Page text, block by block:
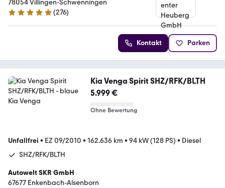
78054 Villingen-Schwenningen
5 Sterne
(276)
Kontakt Parken
Kia Venga Spirit SHZ/RFK/BLTH
5.999 €
Ohne Bewertung
Unfallfrei • EZ 09/2010 • 162.636 km • 94 kW (128 PS) • Diesel
SHZ/RFK/BLTH
Autowelt SKR GmbH
67677 Enkenbach-Alsenborn